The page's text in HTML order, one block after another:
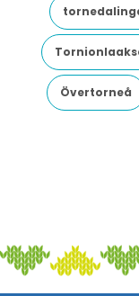
Övertorneå